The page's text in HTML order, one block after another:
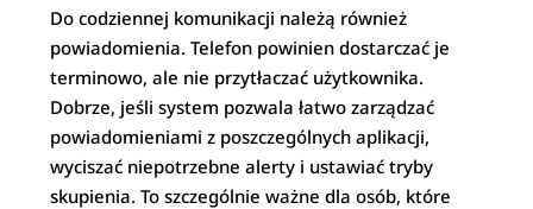
Do codziennej komunikacji należą również
powiadomienia. Telefon powinien dostarczać je
terminowo, ale nie przytłaczać użytkownika.
Dobrze, jeśli system pozwala łatwo zarządzać
powiadomieniami z poszczególnych aplikacji,
wyciszać niepotrzebne alerty i ustawiać tryby
skupienia. To szczególnie ważne dla osób, które